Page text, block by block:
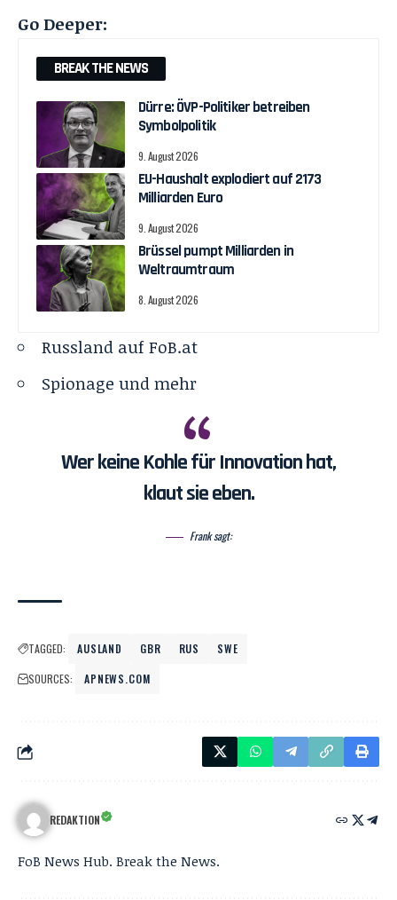
Go Deeper:
BREAK THE NEWS
Dürre: ÖVP-Politiker betreiben
Symbolpolitik
9. August 2026
EU-Haushalt explodiert auf 2173
Milliarden Euro
9. August 2026
Brüssel pumpt Milliarden in
Weltraumtraum
8. August 2026
Russland auf FoB.at
Spionage und mehr
Wer keine Kohle für Innovation hat,
klaut sie eben.
Frank sagt:
TAGGED: AUSLAND GBR RUS
SWE
SOURCES:
APNEWS.COM
REDAKTION
FoB News Hub. Break the News.